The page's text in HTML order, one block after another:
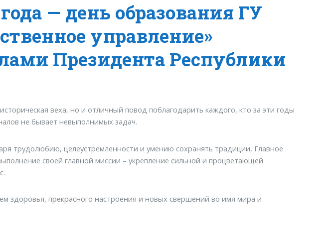
года — день образования ГУ
управление»
Президента Республики
веха, но и отличный повод поблагодарить каждого, кто за эти годы
не бывает невыполнимых задач.
трудолюбию, целеустремленности и умению сохранять традиции, Главное
своей главной миссии – укрепление сильной и процветающей
здоровья, прекрасного настроения и новых свершений во имя мира и